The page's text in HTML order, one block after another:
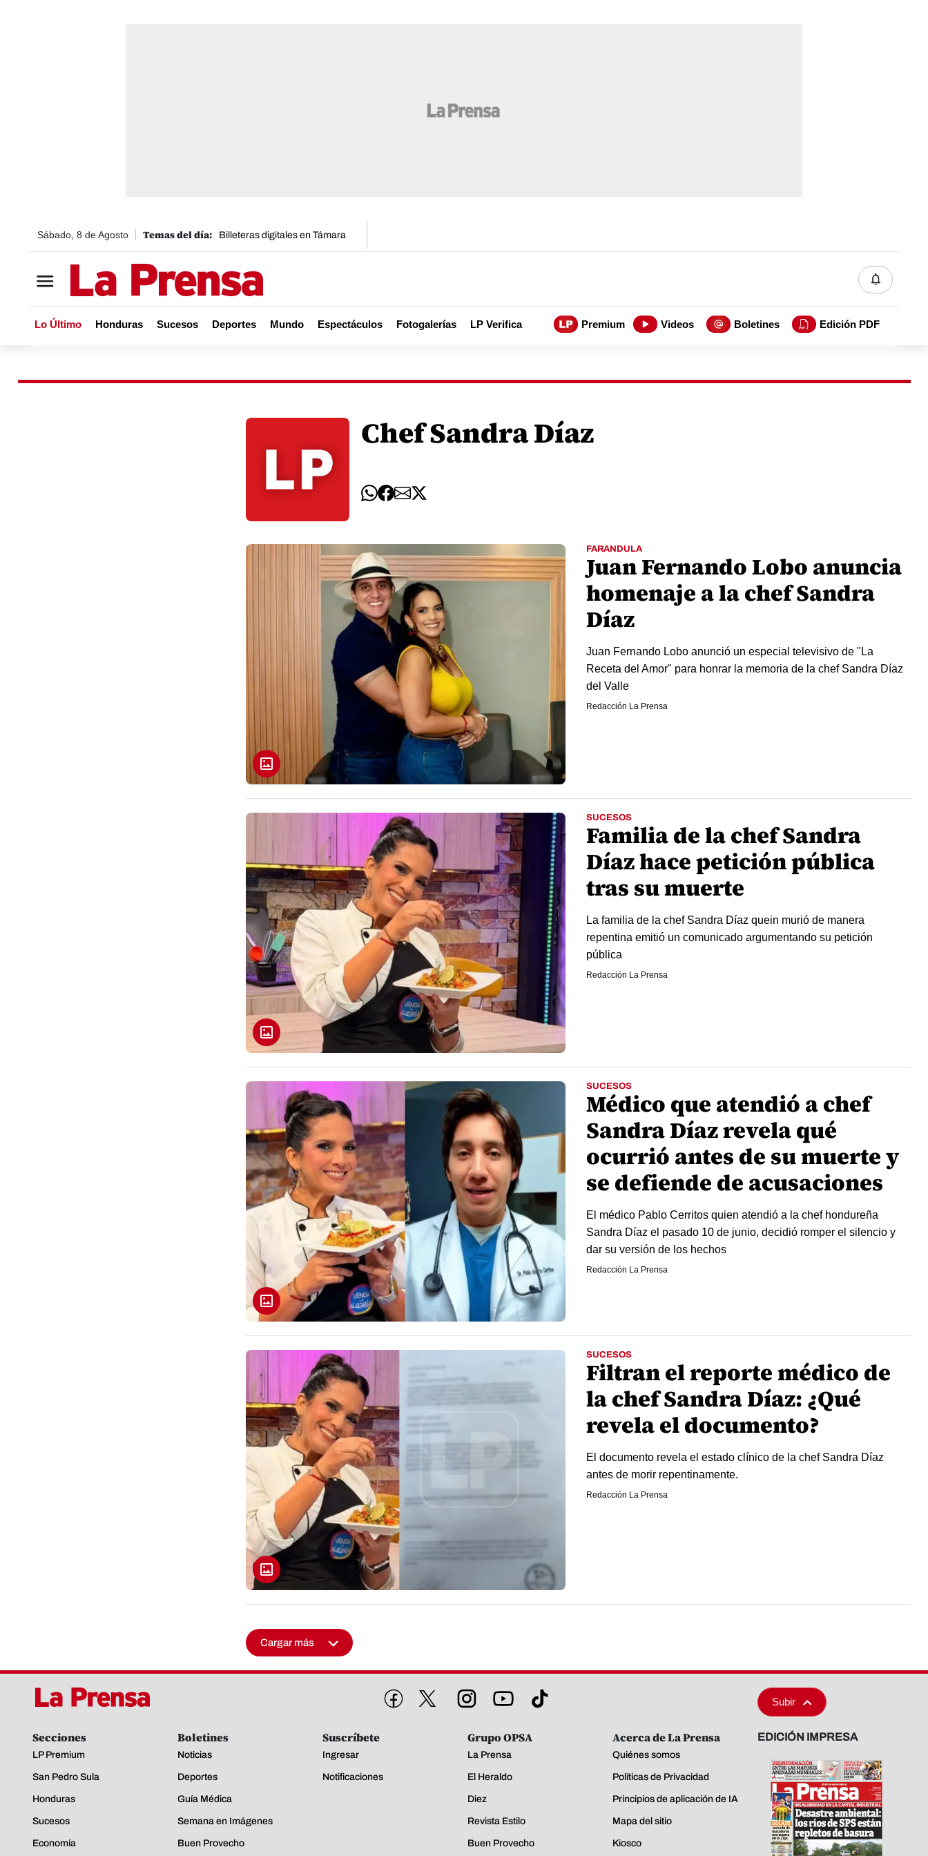
Sábado, 8 de Agosto Billeteras digitales en Támara
Lo Último Honduras Sucesos Deportes Mundo Espectáculos Fotogalerías LP Verifica Premium Videos Boletines Edición PDF
Chef Sandra Díaz
FARANDULA
Juan Fernando Lobo anuncia
homenaje a la chef Sandra
Díaz
Juan Fernando Lobo anunció un especial televisivo de "La
Receta del Amor" para honrar la memoria de la chef Sandra Díaz
del Valle
Redacción La Prensa
SUCESOS
Familia de la chef Sandra
Díaz hace petición pública
tras su muerte
La familia de la chef Sandra Díaz quein murió de manera
repentina emitió un comunicado argumentando su petición
pública
Redacción La Prensa
SUCESOS
Médico que atendió a chef
Sandra Díaz revela qué
ocurrió antes de su muerte y
se defiende de acusaciones
El médico Pablo Cerritos quien atendió a la chef hondureña
Sandra Díaz el pasado 10 de junio, decidió romper el silencio y
dar su versión de los hechos
Redacción La Prensa
SUCESOS
Filtran el reporte médico de
la chef Sandra Díaz: ¿Qué
revela el documento?
El documento revela el estado clínico de la chef Sandra Díaz
antes de morir repentinamente.
Redacción La Prensa
Cargar más
Subir
Secciones
LP Premium
San Pedro Sula
Honduras
Sucesos
Economía
Boletines
Noticias
Deportes
Guía Médica
Semana en Imágenes
Buen Provecho
Suscríbete
Ingresar
Notificaciones
Grupo OPSA
La Prensa
El Heraldo
Diez
Revista Estilo
Buen Provecho
Acerca de La Prensa
Quiénes somos
Políticas de Privacidad
Principios de aplicación de IA
Mapa del sitio
Kiosco
EDICIÓN IMPRESA